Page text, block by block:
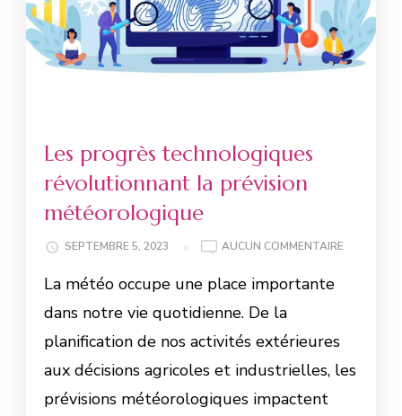
Les progrès technologiques
révolutionnant la prévision
météorologique
SEPTEMBRE 5, 2023 AUCUN COMMENTAIRE
La météo occupe une place importante
dans notre vie quotidienne. De la
planification de nos activités extérieures
aux décisions agricoles et industrielles, les
prévisions météorologiques impactent